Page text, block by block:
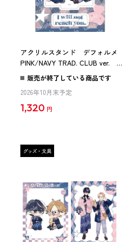
アクリルスタンド デフォルメ
PINK/NAVY TRAD. CLUB ver. 君
には届かない。
販売が終了している商品です
2026年10月末予定
1,320 円